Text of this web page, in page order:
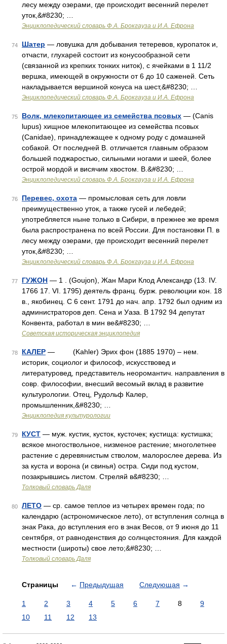
лесу между озерами, где происходит весенний перелет
уток,&#8230; …
Энциклопедический словарь Ф.А. Брокгауза и И.А. Ефрона
74 Шатер — ловушка для добывания тетеревов, куропаток и,
отчасти, глухарей состоит из конусообразной сети
(связанной из крепких тонких ниток), с ячейками в 1 11/2
вершка, имеющей в окружности от 6 до 10 саженей. Сеть
накладывается вершиной конуса на шест,&#8230; …
Энциклопедический словарь Ф.А. Брокгауза и И.А. Ефрона
75 Волк, млекопитающее из семейства псовых — (Canis
lupus) хищное млекопитающее из семейства псовых
(Canidae), принадлежащее к одному роду с домашней
собакой. От последней В. отличается главным образом
большей поджаростью, сильными ногами и шеей, более
острой мордой и висячим хвостом. В.&#8230; …
Энциклопедический словарь Ф.А. Брокгауза и И.А. Ефрона
76 Перевес, охота — промысловая сеть для ловли
преимущественно уток, а также гусей и лебедей;
употребляется ныне только в Сибири, в прежнее же время
была распространена по всей России. Для постановки П. в
лесу между озерами, где происходит весенний перелет
уток,&#8230; …
Энциклопедический словарь Ф.А. Брокгауза и И.А. Ефрона
77 ГУЖОН — 1 . (Goujon), Жан Мари Клод Александр (13. IV.
1766 17. VI. 1795) деятель франц. бурж. революции кон. 18
в., якобинец. С 6 сент. 1791 до нач. апр. 1792 был одним из
администраторов деп. Сена и Уаза. В 1792 94 депутат
Конвента, работал в мин ве&#8230; …
Советская историческая энциклопедия
78 КАЛЕР — (Kahler) Эрих фон (1885 1970) – нем.
историк, социолог и философ, искусствовед и
литературовед, представитель неоромантич. направления в
совр. философии, внесший весомый вклад в развитие
культурологии. Отец, Рудольф Калер,
промышленник,&#8230; …
Энциклопедия культурологии
79 КУСТ — муж. кустик, кусток, кусточек; кустища: кустишка;
всякое многоствольное, низменое растение; многолетнее
растение с деревянистым стволом, малорослее дерева. Из
за куста и ворона (и свинья) остра. Сиди под кустом,
позакрывшись листом. Стреляй в&#8230; …
Толковый словарь Даля
80 ЛЕТО — ср. самое теплое из четырех времен года; по
календарю (астрономическое лето), от вступления солнца в
знак Рака, до вступления его в знак Весов, от 9 июня до 11
сентября, от равноденствия до солнцестояния. Для каждой
местности (широты) свое лето;&#8230; …
Толковый словарь Даля
Страницы ← Предыдущая Следующая →
1 2 3 4 5 6 7 8
9
10
11 12 13